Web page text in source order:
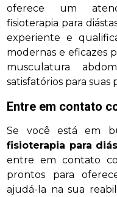
oferece um
fisioterapia para
experiente e
modernas e eficazes
musculatura
satisfatórios para suas
Entre em contato
Se você está em
fisioterapia para
entre em contato
prontos para
ajudá-la na sua